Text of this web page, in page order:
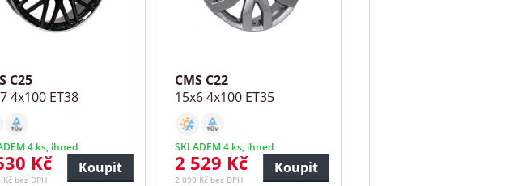
C25
4x100 ET38
4 ks, ihned
Kč
Kč bez DPH
Koupit
CMS C22
15x6 4x100 ET35
SKLADEM 4 ks, ihned
2 529 Kč
2 090 Kč bez DPH
Koupit